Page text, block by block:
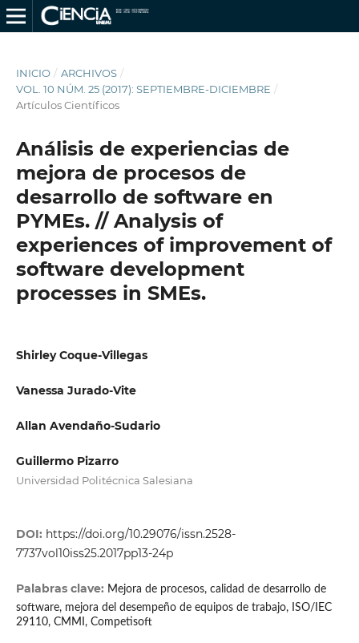
INICIO / ARCHIVOS /
VOL. 10 NÚM. 25 (2017): SEPTIEMBRE-DICIEMBRE /
Artículos Científicos
Análisis de experiencias de
mejora de procesos de
desarrollo de software en
PYMEs. // Analysis of
experiences of improvement of
software development
processes in SMEs.
Shirley Coque-Villegas
Vanessa Jurado-Vite
Allan Avendaño-Sudario
Guillermo Pizarro
Universidad Politécnica Salesiana
DOI: https://doi.org/10.29076/issn.2528-
7737vol10iss25.2017pp13-24p
Palabras clave: Mejora de procesos, calidad de desarrollo de
software, mejora del desempeño de equipos de trabajo, ISO/IEC
29110, CMMI, Competisoft